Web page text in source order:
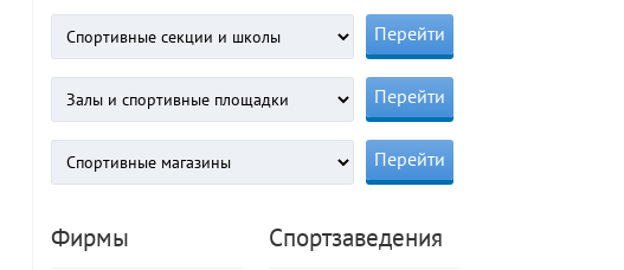
Фирмы Спортзаведения